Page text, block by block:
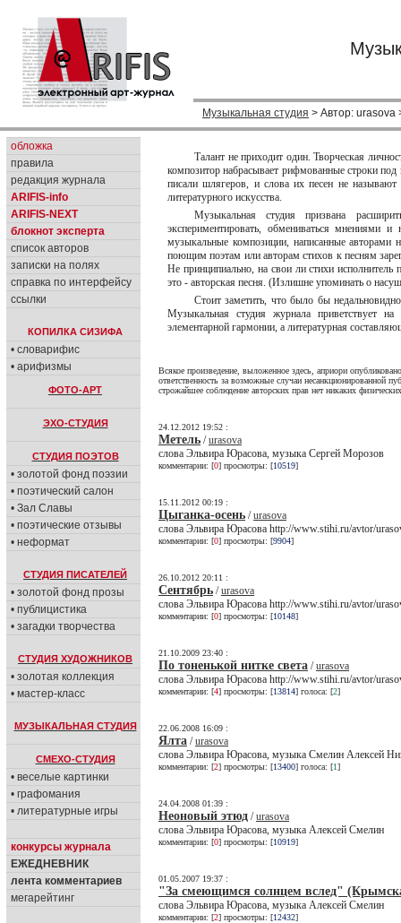
Музыкальная студия > Автор: urasova
обложка
правила
редакция журнала
ARIFIS-info
ARIFIS-NEXT
блокнот эксперта
список авторов
записки на полях
справка по интерфейсу
ссылки
КОПИЛКА СИЗИФА
• словарифис
• арифизмы
ФОТО-АРТ
ЭХО-СТУДИЯ
СТУДИЯ ПОЭТОВ
• золотой фонд поэзии
• поэтический салон
• Зал Славы
• поэтические отзывы
• неформат
СТУДИЯ ПИСАТЕЛЕЙ
• золотой фонд прозы
• публицистика
• загадки творчества
СТУДИЯ ХУДОЖНИКОВ
• золотая коллекция
• мастер-класс
МУЗЫКАЛЬНАЯ СТУДИЯ
СМЕХО-СТУДИЯ
• веселые картинки
• графомания
• литературные игры
конкурсы журнала
ЕЖЕДНЕВНИК
лента комментариев
мегарейтинг
Талант не приходит один. Творческая
композитор набрасывает рифмованные строки
писали шлягеров, и слова их песен не
литературного искусства.
Музыкальная студия призвана
экспериментировать, обмениваться мнениями
музыкальные композиции, написанные
поющим поэтам или авторам стихов к песням
Не принципиально, на свои ли стихи
это - авторская песня. (Излишне упоминать о
Стоит заметить, что было бы
Музыкальная студия журнала приветствует
элементарной гармонии, а литературная
Всякое произведение, выложенное здесь, априори
ответственность за возможные случаи несанкционированной
строжайшее соблюдение авторских прав нет никаких
24.12.2012 19:52 :
Метель /urasova
слова Эльвира Юрасова, музыка Сергей Морозов
комментарии: [0] просмотры: [10519]
15.11.2012 00:19 :
Цыганка-осень /urasova
слова Эльвира Юрасова http://www.stihi.ru/avtor/
комментарии: [0] просмотры: [9904]
26.10.2012 20:11 :
Сентябрь /urasova
слова Эльвира Юрасова http://www.stihi.ru/avtor/
комментарии: [0] просмотры: [10148]
21.10.2009 23:40 :
По тоненькой нитке света /urasova
слова Эльвира Юрасова http://www.stihi.ru/avtor/
комментарии: [4] просмотры: [13814] голоса: [2]
22.06.2008 16:09 :
Ялта /urasova
слова Эльвира Юрасова, музыка Смелин Алексей
комментарии: [2] просмотры: [13400] голоса: [1]
24.04.2008 01:39 :
Неоновый этюд /urasova
слова Эльвира Юрасова, музыка Алексей Смелин
комментарии: [0] просмотры: [10919]
01.05.2007 19:37 :
"За смеющимся солнцем вслед"
слова Эльвира Юрасова, музыка Алексей Смелин
комментарии: [2] просмотры: [12432]